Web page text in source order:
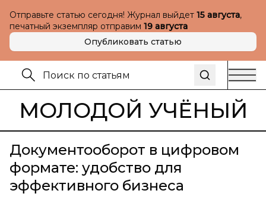
Отправьте статью сегодня! Журнал выйдет 15 августа,
печатный экземпляр отправим 19 августа
Опубликовать статью
МОЛОДОЙ УЧЁНЫЙ
Документооборот в цифровом
формате: удобство для
эффективного бизнеса